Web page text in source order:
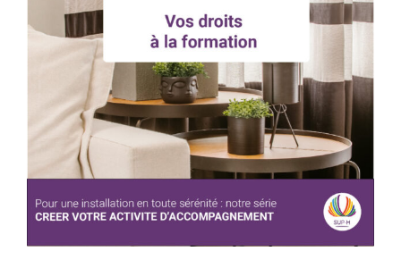
Écoles
Connexion
Espace personnel